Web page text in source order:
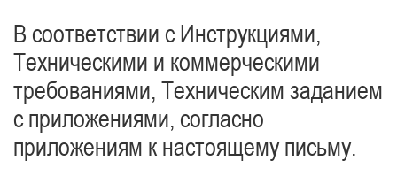
В соответствии с Инструкциями,
Техническими и коммерческими
требованиями, Техническим заданием
с приложениями, согласно
приложениям к настоящему письму.